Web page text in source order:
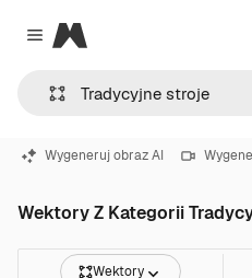
Close menu
Magnific
Wygeneruj obraz AI
Wektory Z Kategorii
Wektory